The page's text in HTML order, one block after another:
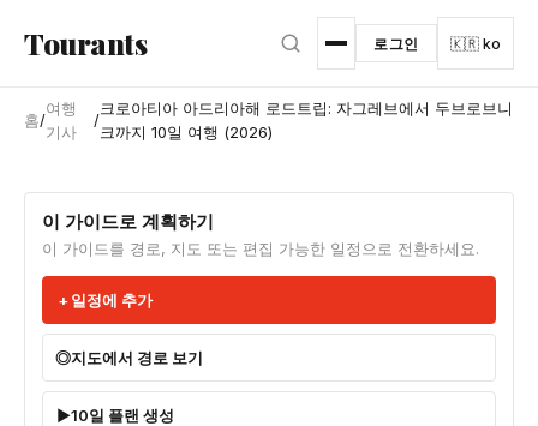
Tourants 로그인 🇰🇷 ko
홈/
여행
기사
/
크로아티아 아드리아해 로드트립: 자그레브에서 두브로브니
크까지 10일 여행 (2026)
이 가이드로 계획하기
이 가이드를 경로, 지도 또는 편집 가능한 일정으로 전환하세요.
일정에 추가
지도에서 경로 보기
10일 플랜 생성